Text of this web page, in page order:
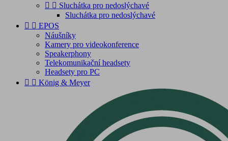
  Sluchátka pro nedoslýchavé
Sluchátka pro nedoslýchavé
  EPOS
Náušníky
Kamery pro videokonference
Speakerphony
Telekomunikační headsety
Headsety pro PC
  König & Meyer